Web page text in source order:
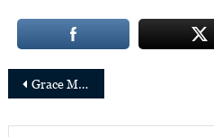
Navigation
de
Grace Murugi nommée responsable mondiale de la stratégie digitale d’Oxfam International